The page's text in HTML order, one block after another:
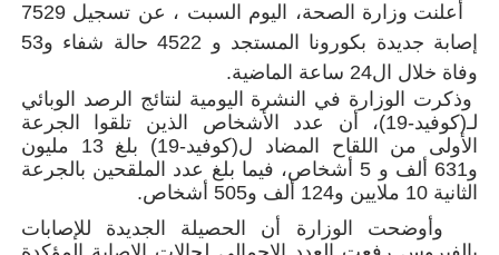
أعلنت وزارة الصحة، اليوم السبت ، عن تسجيل 7529
إصابة جديدة بكورونا المستجد و 4522 حالة شفاء و53
وفاة خلال ال24 ساعة الماضية.
وذكرت الوزارة في النشرة اليومية لنتائج الرصد الوبائي
لـ(كوفيد-19)، أن عدد الأشخاص الذين تلقوا الجرعة
الأولى من اللقاح المضاد ل(كوفيد-19) بلغ 13 مليون
و631 ألف و 5 أشخاص، فيما بلغ عدد الملقحين بالجرعة
الثانية 10 ملايين و124 ألف و505 أشخاص.
وأوضحت الوزارة أن الحصيلة الجديدة للإصابات